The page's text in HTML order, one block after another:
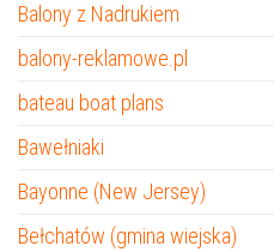
Balony z Nadrukiem
balony-reklamowe.pl
bateau boat plans
Bawełniaki
Bayonne (New Jersey)
Bełchatów (gmina wiejska)